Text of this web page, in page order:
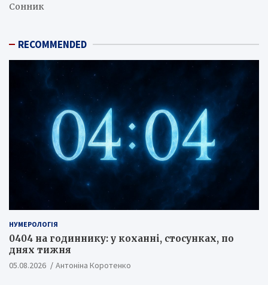
Сонник
RECOMMENDED
НУМЕРОЛОГІЯ
0404 на годиннику: у коханні, стосунках, по
днях тижня
05.08.2026 Антоніна Коротенко